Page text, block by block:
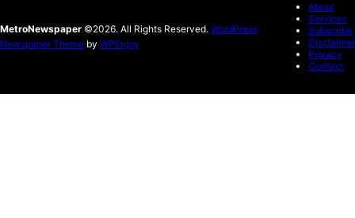
MetroNewspaper ©2026. All Rights Reserved. WordPress
Newspaper Theme by WPEnjoy
About
Services
Subscribe
Disclaimer
Privacy
Contact